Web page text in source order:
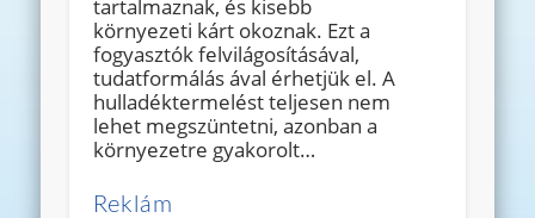
tartalmaznak, és kisebb
környezeti kárt okoznak. Ezt a
fogyasztók felvilágosításával,
tudatformálás ával érhetjük el. A
hulladéktermelést teljesen nem
lehet megszüntetni, azonban a
környezetre gyakorolt…
Reklám